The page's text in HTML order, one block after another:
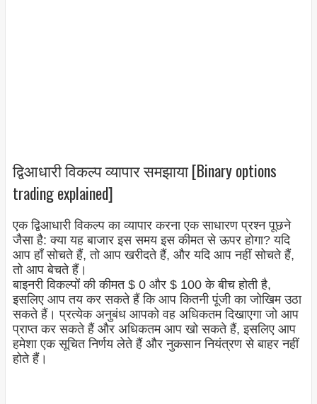
द्विआधारी विकल्प व्यापार समझाया [Binary options
trading explained]
एक द्विआधारी विकल्प का व्यापार करना एक साधारण प्रश्न पूछने
जैसा है: क्या यह बाजार इस समय इस कीमत से ऊपर होगा? यदि
आप हाँ सोचते हैं, तो आप खरीदते हैं, और यदि आप नहीं सोचते हैं,
तो आप बेचते हैं।
बाइनरी विकल्पों की कीमत $ 0 और $ 100 के बीच होती है,
इसलिए आप तय कर सकते हैं कि आप कितनी पूंजी का जोखिम उठा
सकते हैं। प्रत्येक अनुबंध आपको वह अधिकतम दिखाएगा जो आप
प्राप्त कर सकते हैं और अधिकतम आप खो सकते हैं, इसलिए आप
हमेशा एक सूचित निर्णय लेते हैं और नुकसान नियंत्रण से बाहर नहीं
होते हैं।